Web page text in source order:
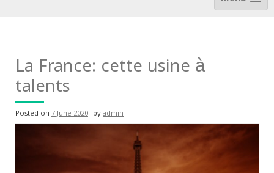
La France: cette usine à
talents
Posted on 7 June 2020 byadmin